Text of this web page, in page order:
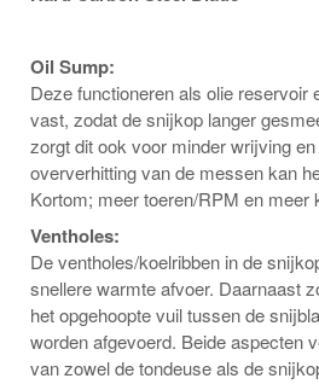
Oil Sump:
Deze functioneren als olie reservoir
vast, zodat de snijkop langer
zorgt dit ook voor minder wrijving
oververhitting van de messen kan
Kortom; meer toeren/RPM en meer
Ventholes:
De ventholes/koelribben in de
snellere warmte afvoer. Daarnaast
het opgehoopte vuil tussen de
worden afgevoerd. Beide aspecten
van zowel de tondeuse als de